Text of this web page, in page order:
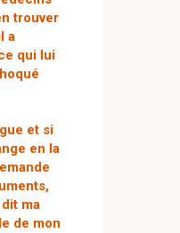
trouver
a
qui lui
et si
en la
dit ma
de mon